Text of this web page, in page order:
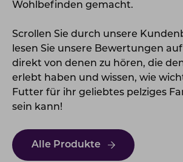
Wohlbefinden gemacht.
Scrollen Sie durch unsere
lesen Sie unsere Bewertungen auf
direkt von denen zu hören, die
erlebt haben und wissen, wie
Futter für ihr geliebtes pelziges
sein kann!
Alle Produkte